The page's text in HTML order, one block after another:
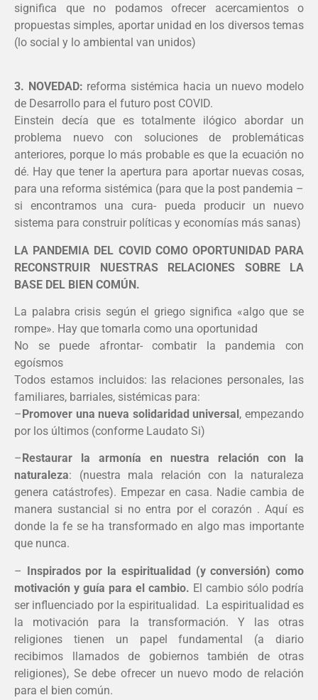
significa que no podamos ofrecer acercamientos o
propuestas simples, aportar unidad en los diversos temas
(lo social y lo ambiental van unidos)
3. NOVEDAD: reforma sistémica hacia un nuevo modelo
de Desarrollo para el futuro post COVID.
Einstein decía que es totalmente ilógico abordar un
problema nuevo con soluciones de problemáticas
anteriores, porque lo más probable es que la ecuación no
dé. Hay que tener la apertura para aportar nuevas cosas,
para una reforma sistémica (para que la post pandemia –
si encontramos una cura- pueda producir un nuevo
sistema para construir políticas y economías más sanas)
LA PANDEMIA DEL COVID COMO OPORTUNIDAD PARA
RECONSTRUIR NUESTRAS RELACIONES SOBRE LA
BASE DEL BIEN COMÚN.
La palabra crisis según el griego significa «algo que se
rompe». Hay que tomarla como una oportunidad
No se puede afrontar- combatir la pandemia con
egoísmos
Todos estamos incluidos: las relaciones personales, las
familiares, barriales, sistémicas para:
–Promover una nueva solidaridad universal, empezando
por los últimos (conforme Laudato Si)
– Restaurar la armonía en nuestra relación con la
naturaleza: (nuestra mala relación con la naturaleza
genera catástrofes). Empezar en casa. Nadie cambia de
manera sustancial si no entra por el corazón . Aquí es
donde la fe se ha transformado en algo mas importante
que nunca.
– Inspirados por la espiritualidad (y conversión) como
motivación y guía para el cambio. El cambio sólo podría
ser influenciado por la espiritualidad. La espiritualidad es
la motivación para la transformación. Y las otras
religiones tienen un papel fundamental (a diario
recibimos llamados de gobiernos también de otras
religiones), Se debe ofrecer un nuevo modo de relación
para el bien común.